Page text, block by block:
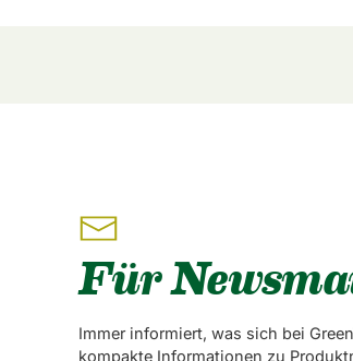
Für
Immer informiert, was sich bei
kompakte Informationen zu